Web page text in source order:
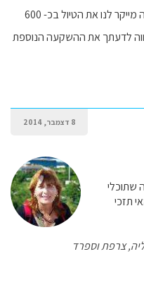
אפשר לטוס עם אל על לבילבאו, אבל זה מייקר לנו את הטיול בכ- 600
לדעתך את ההשקעה הנוספת
8 דצמבר, 2014
שתוכלי
תזכי
צרפת וספרד